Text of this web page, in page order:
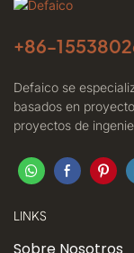
+86-
Defaico se
basados ​​en
proyectos de
LINKS